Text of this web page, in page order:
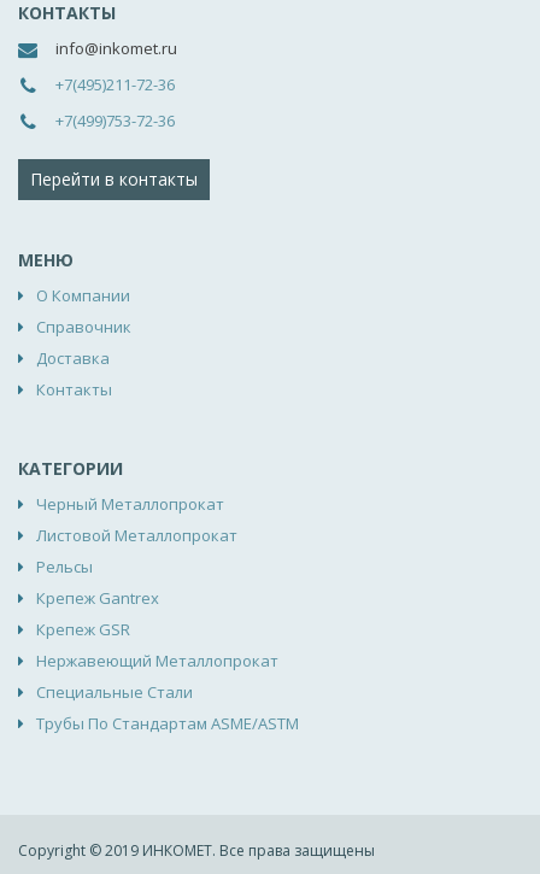
КОНТАКТЫ
info@inkomet.ru
+7(495)211-72-36
+7(499)753-72-36
Перейти в контакты
МЕНЮ
О Компании
Справочник
Доставка
Контакты
КАТЕГОРИИ
Черный Металлопрокат
Листовой Металлопрокат
Рельсы
Крепеж Gantrex
Крепеж GSR
Нержавеющий Металлопрокат
Специальные Стали
Трубы По Стандартам ASME/ASTM
Copyright © 2019 ИНКОМЕТ. Все права защищены